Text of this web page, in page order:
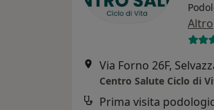
Altro
Via Forno 26F,
Centro Salute Ciclo di
Prima visita